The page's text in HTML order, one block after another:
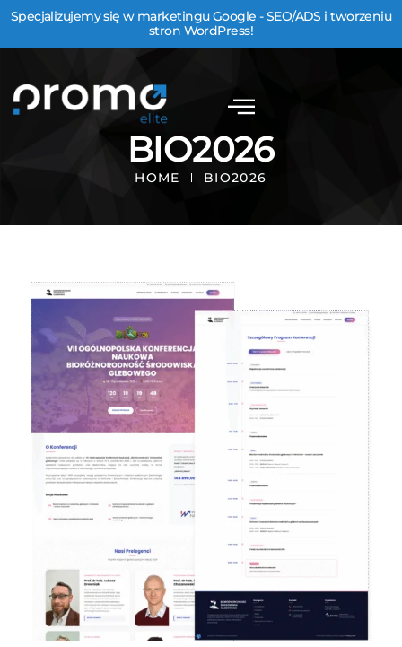
Specjalizujemy się w marketingu Google - SEO/ADS i tworzeniu
stron WordPress!
BIO2026
HOME BIO2026